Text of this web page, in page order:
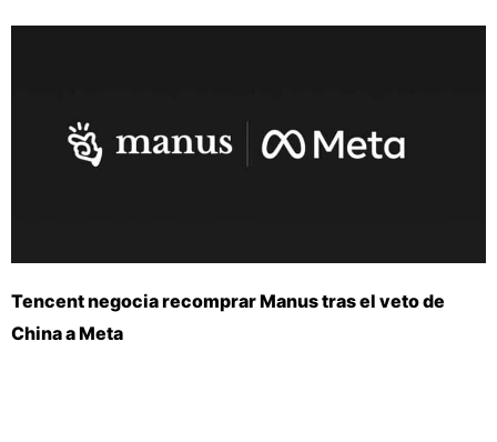
Tencent negocia recomprar Manus tras el veto de
China a Meta